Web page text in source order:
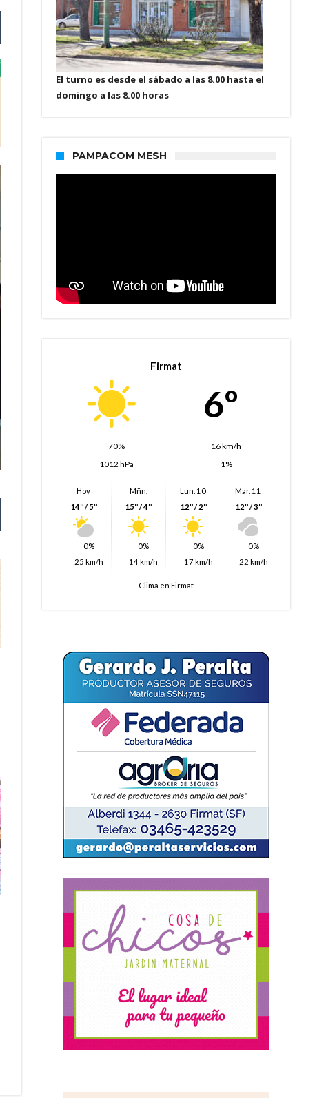
El turno es desde el sábado a las 8.00 hasta el
domingo a las 8.00 horas
PAMPACOM MESH
Firmat
6º
70%
16 km/h
1012 hPa
1%
Hoy
14º / 5º
0%
25 km/h
Mñn.
15º / 4º
0%
14 km/h
Lun. 10
12º / 2º
0%
17 km/h
Mar. 11
12º / 3º
0%
22 km/h
Clima en Firmat